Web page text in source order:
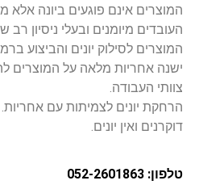
המוצרים אינם פוגעים ביונה אלא
העובדים מיומנים ובעלי ניסיון רב
המוצרים לסילוק יונים והביצוע
ישנה אחריות מלאה על המוצרים
צוותי העבודה.
הרחקת יונים לצמיתות עם אחריות.
דוקרנים ואין יונים.
טלפון: 052-2601863